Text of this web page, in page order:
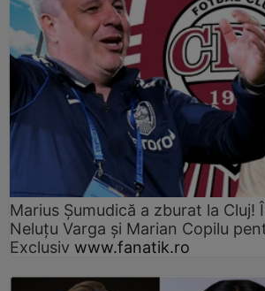
Marius Şumudică a zburat la Cluj!
Neluţu Varga şi Marian Copilu
Exclusiv www.fanatik.ro